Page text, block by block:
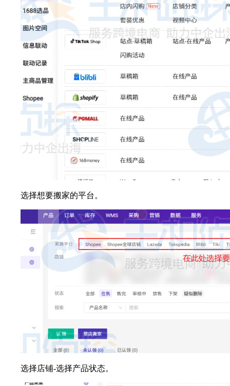
选择想要搬家的平台。
选择店铺-选择产品状态。